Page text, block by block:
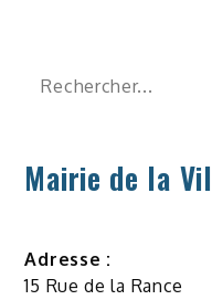
Rechercher
Mairie de la
Adresse :
15 Rue de la Rance